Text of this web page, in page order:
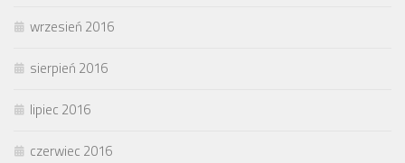
wrzesień 2016
sierpień 2016
lipiec 2016
czerwiec 2016